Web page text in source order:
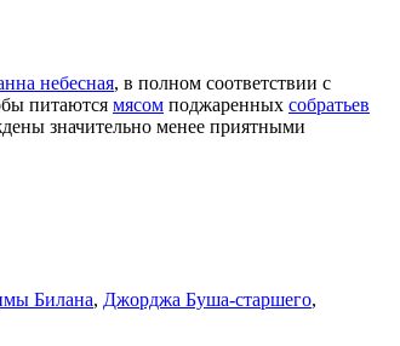
небесная, в полном соответствии с
питаются мясом поджаренных собратьев
значительно менее приятными
Билана, Джорджа Буша-старшего,